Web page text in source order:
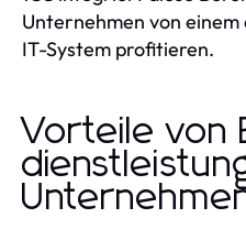
Unternehmen von
IT-System profitieren.
Vorteile von